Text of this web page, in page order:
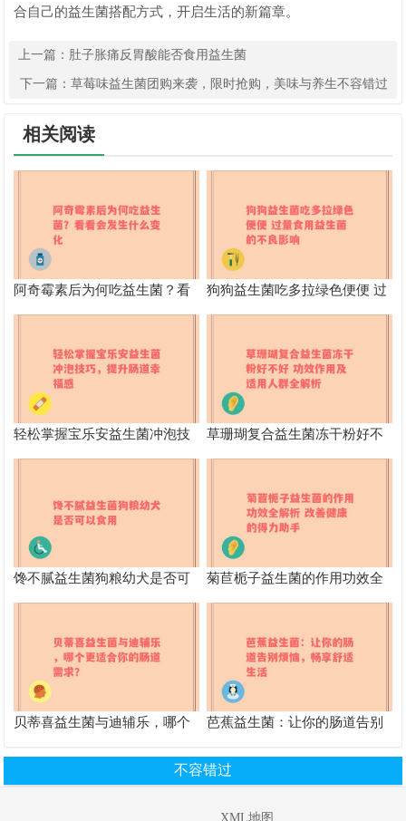
合自己的益生菌搭配方式，开启生活的新篇章。
上一篇： 肚子胀痛反胃酸能否食用益生菌
下一篇： 草莓味益生菌团购来袭，限时抢购，美味与养生不容错过
相关阅读
阿奇霉素后为何吃益生菌？看
看会发生什么变化
狗狗益生菌吃多拉绿色便便 过
量食用益生菌的不良影响
轻松掌握宝乐安益生菌冲泡技
巧，提升肠道幸福感
草珊瑚复合益生菌冻干粉好不
好 功效作用及适用人群全解析
馋不腻益生菌狗粮幼犬是否可
以食用
菊苣栀子益生菌的作用功效全
解析 改善健康的得力助手
贝蒂喜益生菌与迪辅乐，哪个
芭蕉益生菌：让你的肠道告别
不容错过
XML地图